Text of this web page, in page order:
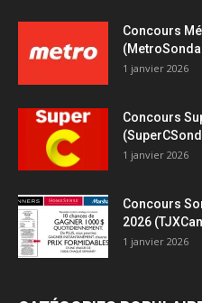
Concours
1 janvier 2026
Concours
1 janvier 2026
Concours
2026
1 janvier 2026